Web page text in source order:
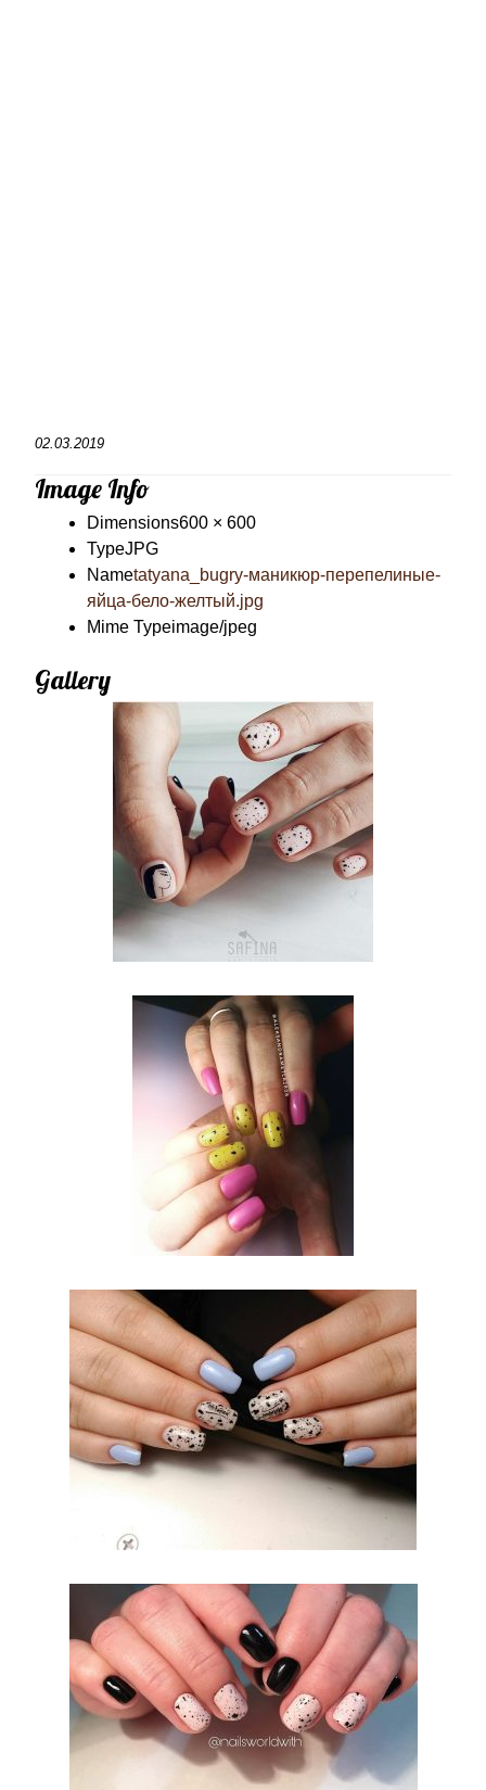
02.03.2019
Image Info
Dimensions600 × 600
TypeJPG
Nametatyana_bugry-маникюр-перепелиные-
яйца-бело-желтый.jpg
Mime Typeimage/jpeg
Gallery